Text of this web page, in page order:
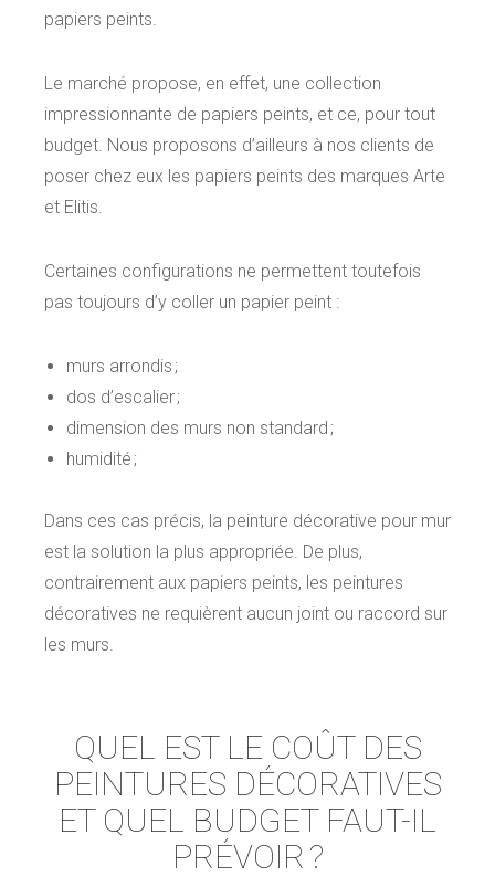
papiers peints.
Le marché propose, en effet, une collection
impressionnante de papiers peints, et ce, pour tout
budget. Nous proposons d’ailleurs à nos clients de
poser chez eux les papiers peints des marques Arte
et Elitis.
Certaines configurations ne permettent toutefois
pas toujours d’y coller un papier peint :
murs arrondis ;
dos d’escalier ;
dimension des murs non standard ;
humidité ;
Dans ces cas précis, la peinture décorative pour mur
est la solution la plus appropriée. De plus,
contrairement aux papiers peints, les peintures
décoratives ne requièrent aucun joint ou raccord sur
les murs.
QUEL EST LE COÛT DES
PEINTURES DÉCORATIVES
ET QUEL BUDGET FAUT-IL
PRÉVOIR ?